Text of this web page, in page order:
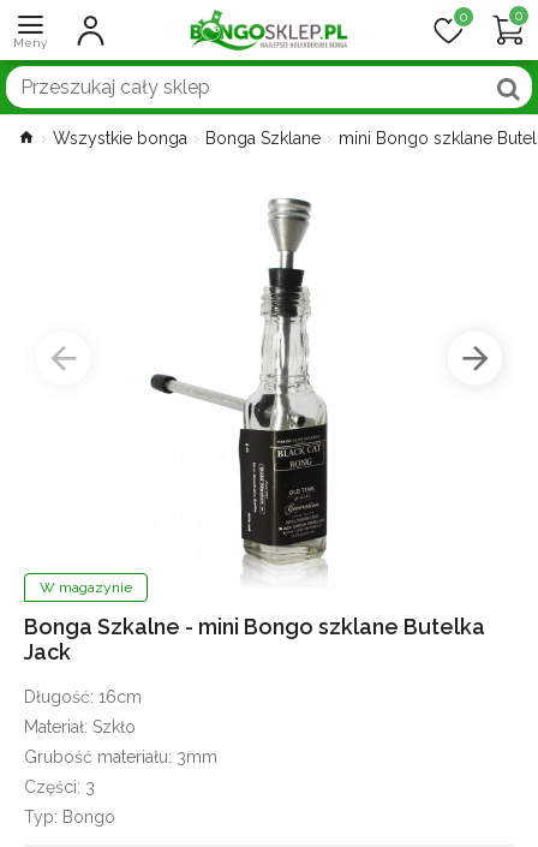
0 0
Wszystkie bonga Bonga Szklane mini Bongo szklane
W magazynie
Bonga Szkalne - mini Bongo szklane Butelka
Jack
Długość: 16cm
Materiał: Szkło
Grubość materiału: 3mm
Części: 3
Typ: Bongo